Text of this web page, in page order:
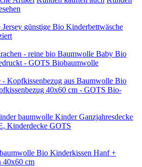
günstige Bio Kinderbettwäsche
Baby Bio
- GOTS Biobaumwolle
Bio
40x60 cm - GOTS Bio-
Kinder Ganzjahresdecke
Kinderdecke GOTS
Bio Kinderkissen Hanf +
40x60 cm